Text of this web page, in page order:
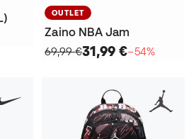
OUTLET
Zaino NBA Jam
69,99 €31,99 €−54%